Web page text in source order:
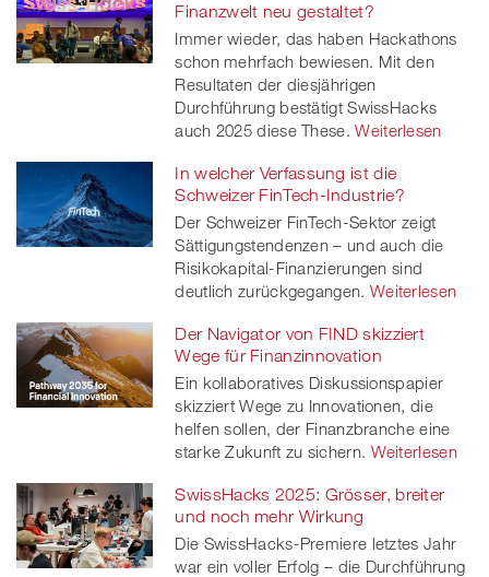
Finanzwelt neu gestaltet?
Immer wieder, das haben Hackathons
schon mehrfach bewiesen. Mit den
Resultaten der diesjährigen
Durchführung bestätigt SwissHacks
auch 2025 diese These. Weiterlesen
In welcher Verfassung ist die
Schweizer FinTech-Industrie?
Der Schweizer FinTech-Sektor zeigt
Sättigungstendenzen – und auch die
Risikokapital-Finanzierungen sind
deutlich zurückgegangen. Weiterlesen
Der Navigator von FIND skizziert
Wege für Finanzinnovation
Ein kollaboratives Diskussionspapier
skizziert Wege zu Innovationen, die
helfen sollen, der Finanzbranche eine
starke Zukunft zu sichern. Weiterlesen
SwissHacks 2025: Grösser, breiter
und noch mehr Wirkung
Die SwissHacks-Premiere letztes Jahr
war ein voller Erfolg – die Durchführung